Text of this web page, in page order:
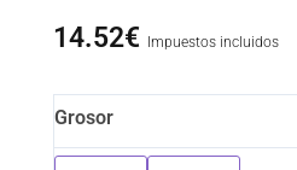
14.52€ Impuestos incluidos
Grosor
Agujas